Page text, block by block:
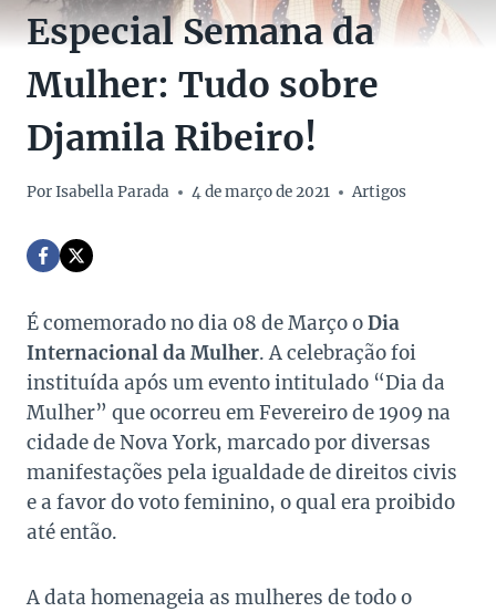
Especial Semana da
Mulher: Tudo sobre
Djamila Ribeiro!
PorIsabella Parada 4 de março de 2021 Artigos
É comemorado no dia 08 de Março oDia
Internacional da Mulher. A celebração foi
instituída após um evento intitulado “Dia da
Mulher” que ocorreu em Fevereiro de 1909 na
cidade de Nova York, marcado por diversas
manifestações pela igualdade de direitos civis
e a favor do voto feminino, o qual era proibido
até então.
A data homenageia as mulheres de todo o